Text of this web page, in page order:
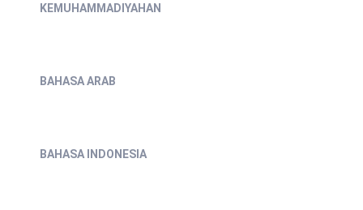
KEMUHAMMADIYAHAN
BAHASA ARAB
BAHASA INDONESIA